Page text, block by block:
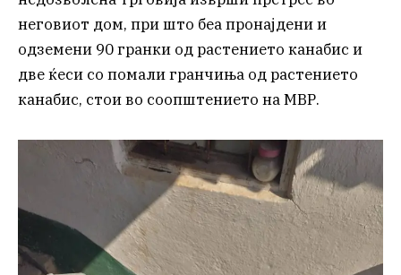
неговиот дом, при што беа пронајдени и
одземени 90 гранки од растението канабис и
две ќеси со помали гранчиња од растението
канабис, стои во соопштението на МВР.